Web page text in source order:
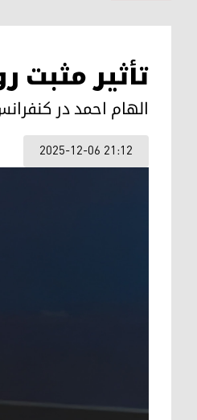
تأثیر
الهام احمد در
2025-12-06 21:12